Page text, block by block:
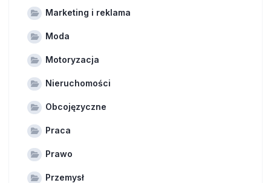
Marketing i reklama
Moda
Motoryzacja
Nieruchomości
Obcojęzyczne
Praca
Prawo
Przemysł